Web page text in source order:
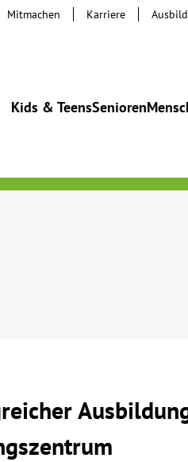
Kids & TeensSenioren
Mitmachen Karriere